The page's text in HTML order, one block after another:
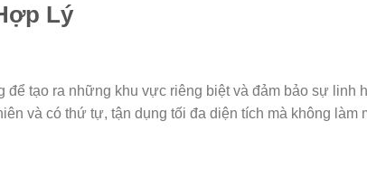
Lý
tạo ra những khu vực riêng biệt và đảm bảo sự linh
và có thứ tự, tận dụng tối đa diện tích mà không làm